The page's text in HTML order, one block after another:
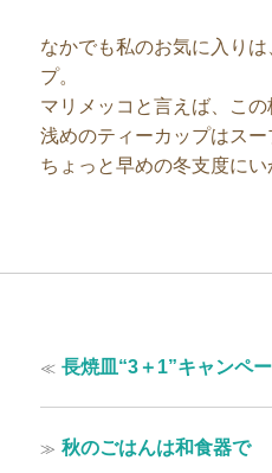
なかでも私のお気に入り
プ。
マリメッコと言えば、この
浅めのティーカップはスー
ちょっと早めの冬支度にい
稿
ナ
ビ
≪ 過
の
投
稿:
長焼皿“3＋1”キャンペ
≫ 次
秋のごはんは和食器で